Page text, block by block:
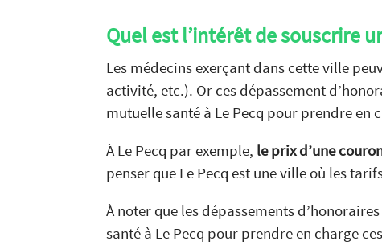
Quel est l’intérêt de souscrire
Les médecins exerçant dans cette ville
activité, etc.). Or ces dépassement
mutuelle santé à Le Pecq pour prendre en
À Le Pecq par exemple, le prix d’une
penser que Le Pecq est une ville où les
À noter que les dépassements
santé à Le Pecq pour prendre en charge